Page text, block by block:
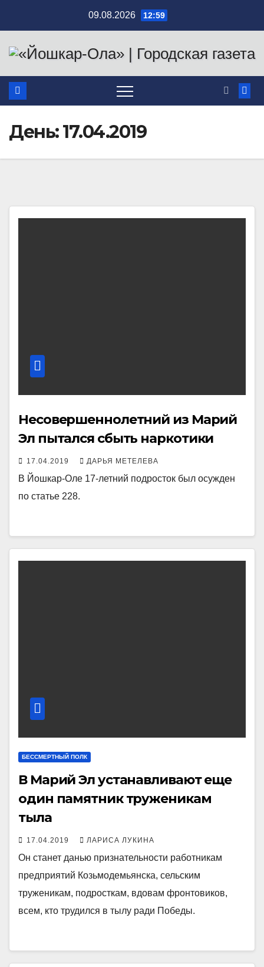
содержимому
09.08.2026 12:59
День:17.04.2019
Несовершеннолетний из Марий
Эл пытался сбыть наркотики
17.04.2019 ДАРЬЯ МЕТЕЛЕВА
В Йошкар-Оле 17-летний подросток был осужден
по статье 228.
БЕССМЕРТНЫЙ ПОЛК
В Марий Эл устанавливают еще
один памятник труженикам
тыла
17.04.2019 ЛАРИСА ЛУКИНА
Он станет данью признательности работникам
предприятий Козьмодемьянска, сельским
труженикам, подросткам, вдовам фронтовиков,
всем, кто трудился в тылу ради Победы.